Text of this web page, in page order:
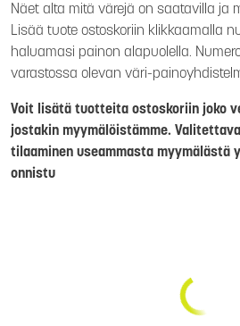
Näet alta mitä värejä on saatavilla ja
Lisää tuote ostoskoriin klikkaamalla
haluamasi painon alapuolella.
varastossa olevan väri-
Voit lisätä tuotteita ostoskoriin joko
jostakin myymälöistämme.
tilaaminen useammasta myymälästä
onnistu